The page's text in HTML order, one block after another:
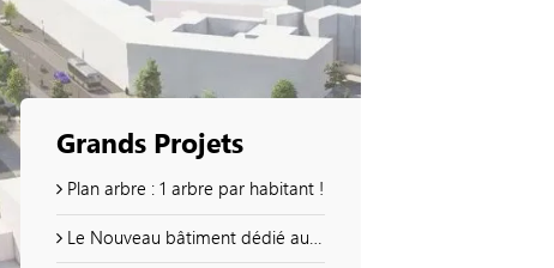
Grands Projets
Plan arbre : 1 arbre par habitant !
Le Nouveau bâtiment dédié aux arts du cirque